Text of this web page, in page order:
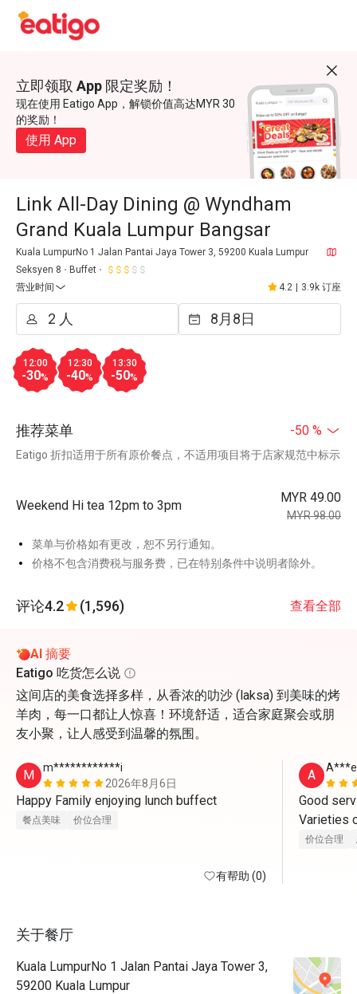
立即领取 App 限定奖励！
现在使用 Eatigo App，解锁价值高达MYR 30
的奖励！
使用 App
Link All-Day Dining @ Wyndham
Grand Kuala Lumpur Bangsar
Kuala LumpurNo 1 Jalan Pantai Jaya Tower 3, 59200 Kuala Lumpur
Seksyen 8
Buffet
营业时间
4.2 3.9k 订座
12:00
-30%
12:30
-40%
13:30
-50%
推荐菜单 -50 %
Eatigo 折扣适用于所有原价餐点，不适用项目将于店家规范中标示
Weekend Hi tea 12pm to 3pm
MYR 49.00
MYR 98.00
菜单与价格如有更改，恕不另行通知。
价格不包含消费税与服务费，已在特别条件中说明者除外。
评论4.2 (1,596) 查看全部
AI 摘要
Eatigo 吃货怎么说
这间店的美食选择多样，从香浓的叻沙 (laksa) 到美味的烤
羊肉，每一口都让人惊喜！环境舒适，适合家庭聚会或朋
友小聚，让人感受到温馨的氛围。
M
m************i
2026年8月6日
Happy Family enjoying lunch buffect
餐点美味 价位合理
有帮助 (0)
A A***e
Good
Varieties
Worth
价位合理
关于餐厅
Kuala LumpurNo 1 Jalan Pantai Jaya Tower 3,
59200 Kuala Lumpur